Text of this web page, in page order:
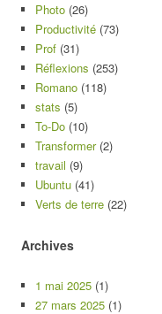
Photo (26)
Productivité (73)
Prof (31)
Réflexions (253)
Romano (118)
stats (5)
To-Do (10)
Transformer(2)
travail (9)
Ubuntu (41)
Verts de terre (22)
Archives
1 mai 2025 (1)
27 mars 2025 (1)